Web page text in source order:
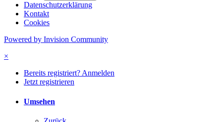
Datenschutzerklärung
Kontakt
Cookies
Powered by Invision Community
×
Bereits registriert? Anmelden
Jetzt registrieren
Umsehen